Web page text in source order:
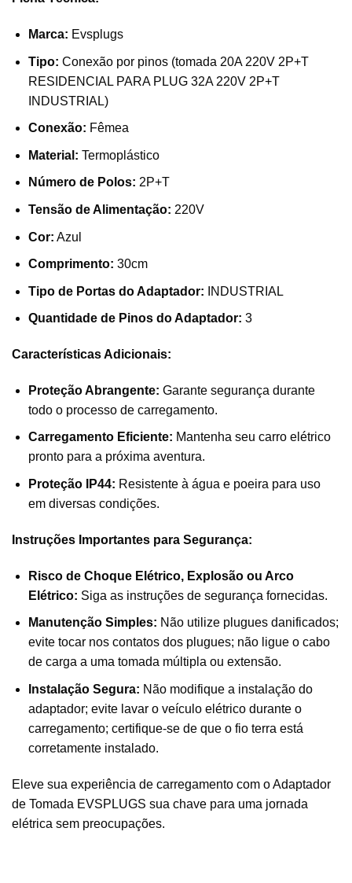
Marca: Evsplugs
Tipo: Conexão por pinos (tomada 20A 220V 2P+T
RESIDENCIAL PARA PLUG 32A 220V 2P+T
INDUSTRIAL)
Conexão: Fêmea
Material: Termoplástico
Número de Polos: 2P+T
Tensão de Alimentação: 220V
Cor: Azul
Comprimento: 30cm
Tipo de Portas do Adaptador: INDUSTRIAL
Quantidade de Pinos do Adaptador: 3
Características Adicionais:
Proteção Abrangente: Garante segurança durante
todo o processo de carregamento.
Carregamento Eficiente: Mantenha seu carro elétrico
pronto para a próxima aventura.
Proteção IP44: Resistente à água e poeira para uso
em diversas condições.
Instruções Importantes para Segurança:
Risco de Choque Elétrico, Explosão ou Arco
Elétrico: Siga as instruções de segurança fornecidas.
Manutenção Simples: Não utilize plugues danificados;
evite tocar nos contatos dos plugues; não ligue o cabo
de carga a uma tomada múltipla ou extensão.
Instalação Segura: Não modifique a instalação do
adaptador; evite lavar o veículo elétrico durante o
carregamento; certifique-se de que o fio terra está
corretamente instalado.
Eleve sua experiência de carregamento com o Adaptador
de Tomada EVSPLUGS sua chave para uma jornada
elétrica sem preocupações.